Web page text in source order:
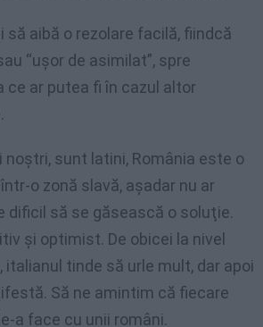
să aibă o rezolare facilă, fiindcă
“uşor de asimilat”, spre
ce ar putea fi în cazul altor
noştri, sunt latini, România este o
o zonă slavă, aşadar nu ar
dificil să se găsească o soluţie.
şi optimist. De obicei la nivel
italianul tinde să urle mult, dar apoi
Să ne amintim că fiecare
a face cu unii români.